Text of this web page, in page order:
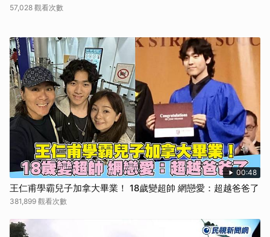
57,028 觀看次數
00:48
王仁甫學霸兒子加拿大畢業！ 18歲變超帥 網戀愛：超越爸爸了
381,899 觀看次數